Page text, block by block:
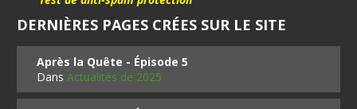
DERNIÈRES PAGES CRÉES SUR LE SITE
Après la Quête - Épisode 5
DansActualités de 2025